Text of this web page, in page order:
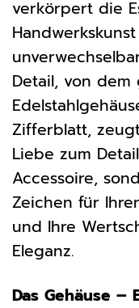
verkörpert die
Detail, von dem
Zifferblatt,
Liebe zum
Accessoire,
Zeichen für
und Ihre
Eleganz.
Das Gehäuse –